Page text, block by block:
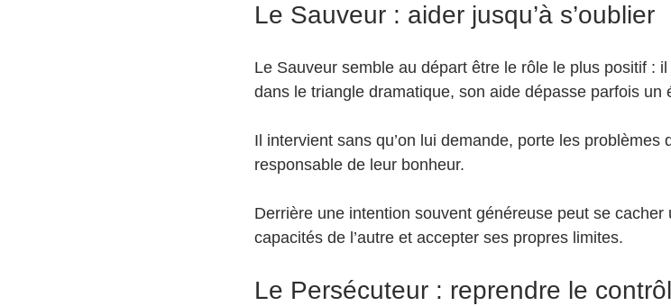
Le Sauveur : aider jusqu’à s’oublier
Le Sauveur semble au départ être le rôle le plus positif :
dans le triangle dramatique, son aide dépasse parfois un
Il intervient sans qu’on lui demande, porte les
responsable de leur bonheur.
Derrière une intention souvent généreuse peut se
capacités de l’autre et accepter ses propres limites.
Le Persécuteur : reprendre le